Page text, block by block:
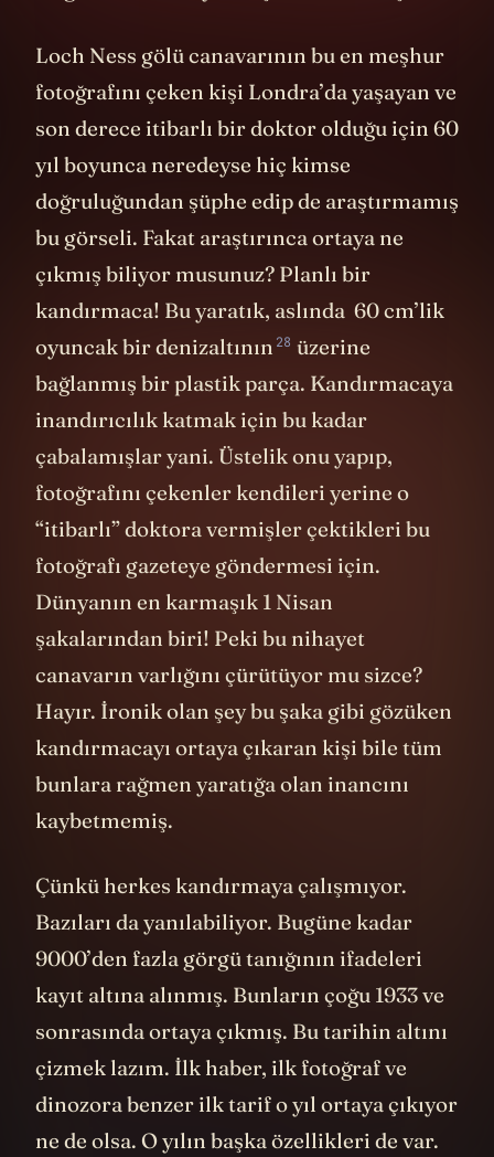
Loch Ness gölü canavarının bu en meşhur
fotoğrafını çeken kişi Londra’da yaşayan ve
son derece itibarlı bir doktor olduğu için 60
yıl boyunca neredeyse hiç kimse
doğruluğundan şüphe edip de araştırmamış
bu görseli. Fakat araştırınca ortaya ne
çıkmış biliyor musunuz? Planlı bir
kandırmaca! Bu yaratık, aslında 60 cm’lik
oyuncak bir denizaltının
üzerine
bağlanmış bir plastik parça. Kandırmacaya
inandırıcılık katmak için bu kadar
çabalamışlar yani. Üstelik onu yapıp,
fotoğrafını çekenler kendileri yerine o
“itibarlı” doktora vermişler çektikleri bu
fotoğrafı gazeteye göndermesi için.
Dünyanın en karmaşık 1 Nisan
şakalarından biri! Peki bu nihayet
canavarın varlığını çürütüyor mu sizce?
Hayır. İronik olan şey bu şaka gibi gözüken
kandırmacayı ortaya çıkaran kişi bile tüm
bunlara rağmen yaratığa olan inancını
Çünkü herkes kandırmaya çalışmıyor.
Bazıları da yanılabiliyor. Bugüne kadar
9000’den fazla görgü tanığının ifadeleri
kayıt altına alınmış. Bunların çoğu 1933 ve
sonrasında ortaya çıkmış. Bu tarihin altını
çizmek lazım. İlk haber, ilk fotoğraf ve
dinozora benzer ilk tarif o yıl ortaya çıkıyor